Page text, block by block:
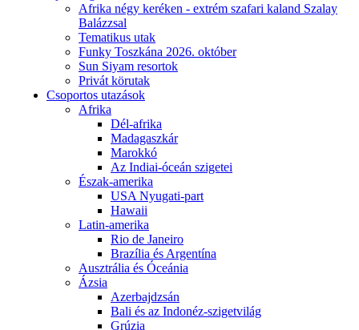
Afrika négy keréken - extrém szafari kaland Szalay
Balázzsal
Tematikus utak
Funky Toszkána 2026. október
Sun Siyam resortok
Privát körutak
Csoportos utazások
Afrika
Dél-afrika
Madagaszkár
Marokkó
Az Indiai-óceán szigetei
Észak-amerika
USA Nyugati-part
Hawaii
Latin-amerika
Rio de Janeiro
Brazília és Argentína
Ausztrália és Óceánia
Ázsia
Azerbajdzsán
Bali és az Indonéz-szigetvilág
Grúzia